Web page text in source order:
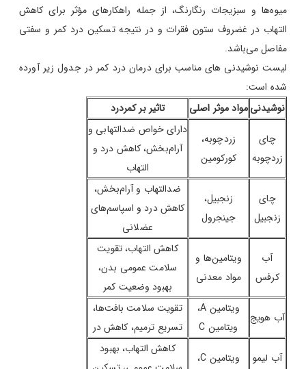
میوه‌ها و سبزیجات رنگارنگ، از جمله راهکارهای مؤثر برای کاهش
التهاب در غضروف ستون فقرات و در نتیجه تسکین درد کمر و سفتی
مفاصل می‌باشد.
لیست نوشیدنی های مناسب برای درمان درد کمر در جدول زیر آورده
شده است:
نوشیدنیمواد موثر اصلی تاثیر بر کمردرد
چای
زردچوبه
زردچوبه،
کورکومین
دارای خواص ضدالتهابی و
آرام‌بخش، کاهش درد و
التهاب
چای
زنجبیل
زنجبیل،
جینجرول
ضدالتهاب و آرام‌بخش،
کاهش درد و اسپاسم‌های
عضلانی
آب
کرفس
ویتامین‌ها و
مواد معدنی
کاهش التهاب، تقویت
سلامت عمومی بدن،
بهبود وضعیت کمر
آب هویج
ویتامین A،
ویتامین C
تقویت سلامت بافت‌ها،
تسریع ترمیم، کاهش در
آب لیمو
ویتامین C،
کاهش التهاب، بهبود